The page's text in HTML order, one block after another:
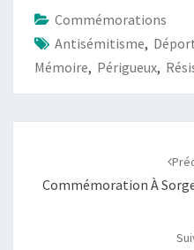
Commémorations
Antisémitisme,
Mémoire, Périgueux,
Commémoration À